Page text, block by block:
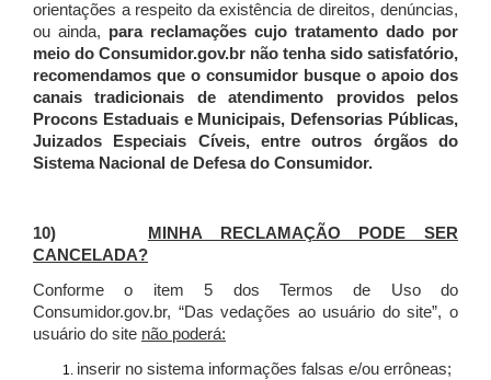
orientações a respeito da existência de direitos, denúncias,
ou ainda, para reclamações cujo tratamento dado por
meio do Consumidor.gov.br não tenha sido satisfatório,
recomendamos que o consumidor busque o apoio dos
canais tradicionais de atendimento providos pelos
Procons Estaduais e Municipais, Defensorias Públicas,
Juizados Especiais Cíveis, entre outros órgãos do
Sistema Nacional de Defesa do Consumidor.
10)
MINHA RECLAMAÇÃO PODE SER
CANCELADA?
Conforme o item 5 dos Termos de Uso do
Consumidor.gov.br, “Das vedações ao usuário do site”, o
usuário do site não poderá:
inserir no sistema informações falsas e/ou errôneas;